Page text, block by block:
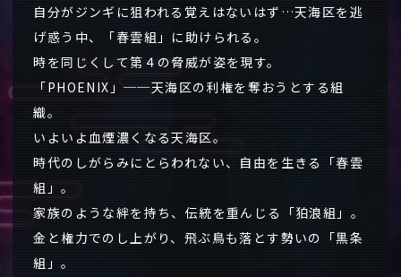
自分がジンギに狙われる覚えはないはず…天海区を逃
げ惑う中、「春雲組」に助けられる。
時を同じくして第４の脅威が姿を現す。
「PHOENIX」──天海区の利権を奪おうとする組
織。
いよいよ血煙濃くなる天海区。
時代のしがらみにとらわれない、自由を生きる「春雲
組」。
家族のような絆を持ち、伝統を重んじる「狛浪組」。
金と権力でのし上がり、飛ぶ鳥も落とす勢いの「黒条
組」。